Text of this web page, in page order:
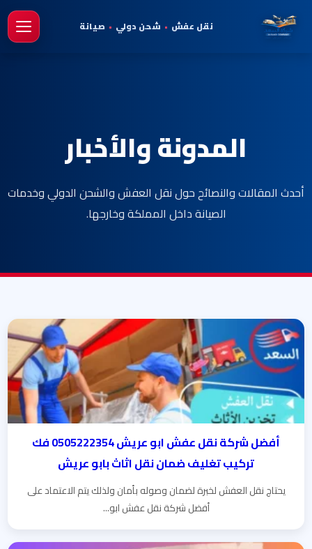
نقل عفش • شحن دولي • صيانة
المدونة والأخبار
أحدث المقالات والنصائح حول نقل العفش والشحن الدولي وخدمات
الصيانة داخل المملكة وخارجها.
أفضل شركة نقل عفش ابو عريش 0505222354 فك
تركيب تغليف ضمان نقل اثاث بابو عريش
يحتاج نقل العفش لخبرة لضمان وصوله بأمان ولذلك يتم الاعتماد على
أفضل شركة نقل عفش ابو...